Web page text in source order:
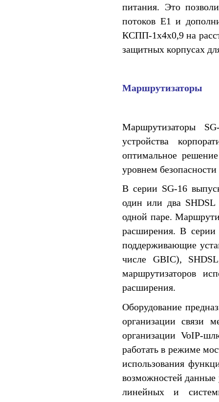
питания. Это
потоков E1 и
КСПП-1x4x0,9 на
защитных корпусах
Маршрутизаторы
Маршрутизаторы
устройства
оптимальное
уровнем
В серии SG-16
один или два SHDSL
одной паре.
расширения. В серии
поддерживающие
числе GBIC),
маршрутизаторов
расширения.
Оборудование
организации связи
организации VoIP-
работать в режиме
использования
возможностей данные
линейных и